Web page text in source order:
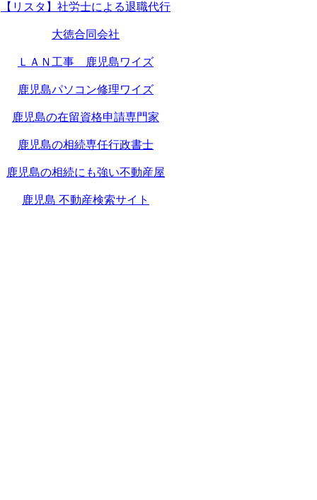
【リスタ】社労士による退職代行
大徳合同会社
ＬＡＮ工事 鹿児島ワイズ
鹿児島パソコン修理ワイズ
鹿児島の在留資格申請専門家
鹿児島の相続専任行政書士
鹿児島の相続にも強い不動産屋
鹿児島 不動産検索サイト